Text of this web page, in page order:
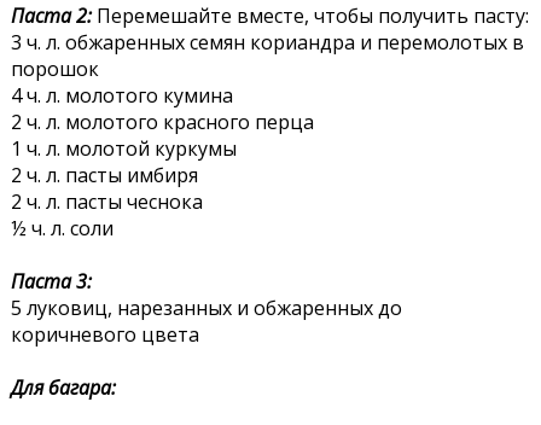
Паста 2:Перемешайте вместе, чтобы получить пасту:
3 ч. л. обжаренных семян кориандра и перемолотых в
порошок
4 ч. л. молотого кумина
2 ч. л. молотого красного перца
1 ч. л. молотой куркумы
2 ч. л. пасты имбиря
2 ч. л. пасты чеснока
½ ч. л. соли
Паста 3:
5 луковиц, нарезанных и обжаренных до
коричневого цвета
Для багара: